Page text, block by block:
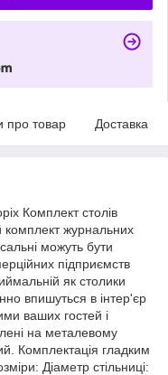
про товар Доставка
Комплект столів
журнальних
можуть бути
підприємств
як столики
впишуться в інтер'єр
ваших гостей і
на металевому
Комплектація гладким
Діаметр стільниці: